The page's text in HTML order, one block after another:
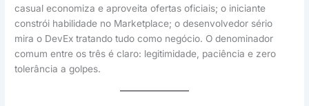
casual economiza e aproveita ofertas oficiais; o iniciante
constrói habilidade no Marketplace; o desenvolvedor sério
mira o DevEx tratando tudo como negócio. O denominador
comum entre os três é claro: legitimidade, paciência e zero
tolerância a golpes.